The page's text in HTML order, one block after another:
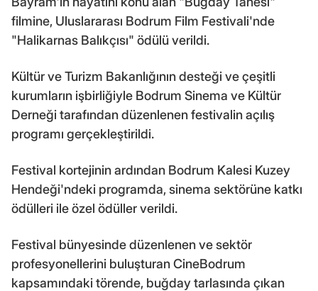
filmine, Uluslararası Bodrum Film Festivali'nde
"Halikarnas Balıkçısı" ödülü verildi.
Kültür ve Turizm Bakanlığının desteği ve çeşitli
kurumların işbirliğiyle Bodrum Sinema ve Kültür
Derneği tarafından düzenlenen festivalin açılış
programı gerçekleştirildi.
Festival kortejinin ardından Bodrum Kalesi Kuzey
Hendeği'ndeki programda, sinema sektörüne katkı
ödülleri ile özel ödüller verildi.
Festival bünyesinde düzenlenen ve sektör
profesyonellerini buluşturan CineBodrum
kapsamındaki törende, buğday tarlasında çıkan